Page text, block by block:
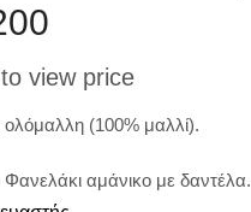
view price
(100% μαλλί).
Φανελάκι αμάνικο με δαντέλα.